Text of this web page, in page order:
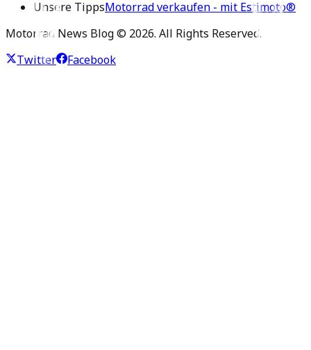
Unsere TippsMotorrad verkaufen - mit Estimoto®
Motorrad News Blog © 2026. All Rights Reserved.
Twitter
Facebook